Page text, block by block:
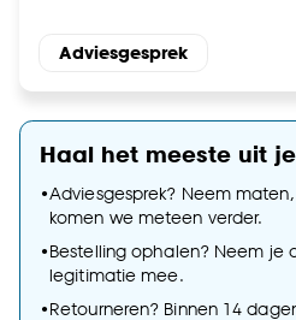
Adviesgesprek
Haal het meeste uit
•Adviesgesprek? Neem
komen we meteen verder.
•Bestelling ophalen? Neem je
legitimatie mee.
•Retourneren? Binnen 14